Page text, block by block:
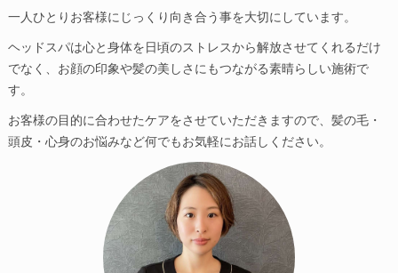
一人ひとりお客様にじっくり向き合う事を大切にしています。
ヘッドスパは心と身体を日頃のストレスから解放させてくれるだけ
でなく、お顔の印象や髪の美しさにもつながる素晴らしい施術で
す。
お客様の目的に合わせたケアをさせていただきますので、髪の毛・
頭皮・心身のお悩みなど何でもお気軽にお話しください。